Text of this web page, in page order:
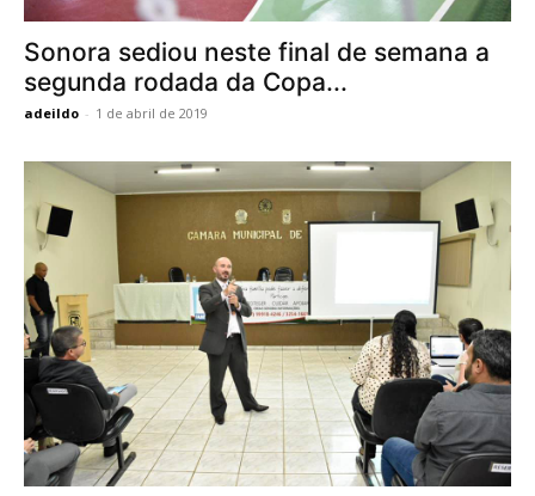
Sonora sediou neste final de semana a
segunda rodada da Copa...
adeildo - 1 de abril de 2019